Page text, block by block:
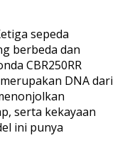
sepeda
berbeda dan
CBR250RR
DNA dari
serta kekayaan
ini punya